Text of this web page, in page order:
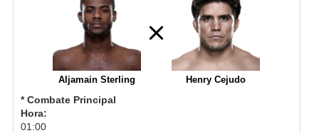
Aljamain Sterling Henry Cejudo
* Combate Principal
Hora:
01:00